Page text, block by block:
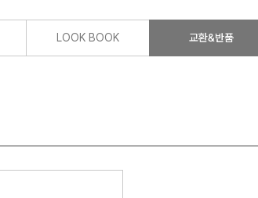
LOOK BOOK 교환&반품